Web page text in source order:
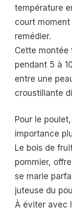
température
court moment
remédier.
Cette montée
pendant 5 à
entre une
croustillante
Pour le
importance
Le bois de
pommier,
se marie
juteuse du
À éviter avec